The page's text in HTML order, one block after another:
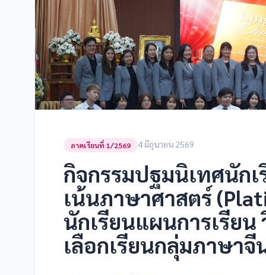
ภาคเรียนที่ 1/2569 4 มิถุนายน 2569
กิจกรรมปฐมนิเทศนัก
เน้นภาษาศาสตร์
นักเรียนแผนการเรีย
เลือกเรียนกลุ่มภาษา